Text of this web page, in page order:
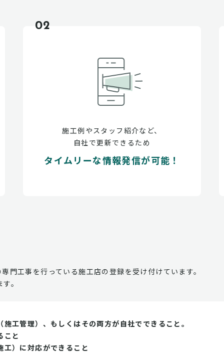
02
施工例やスタッフ紹介など、
自社で更新できるため
タイムリーな情報発信が可能！
門工事を行っている施工店の登録を受け付けています。
。
工管理）、もしくはその両方が自社でできること。
こと
）に対応ができること